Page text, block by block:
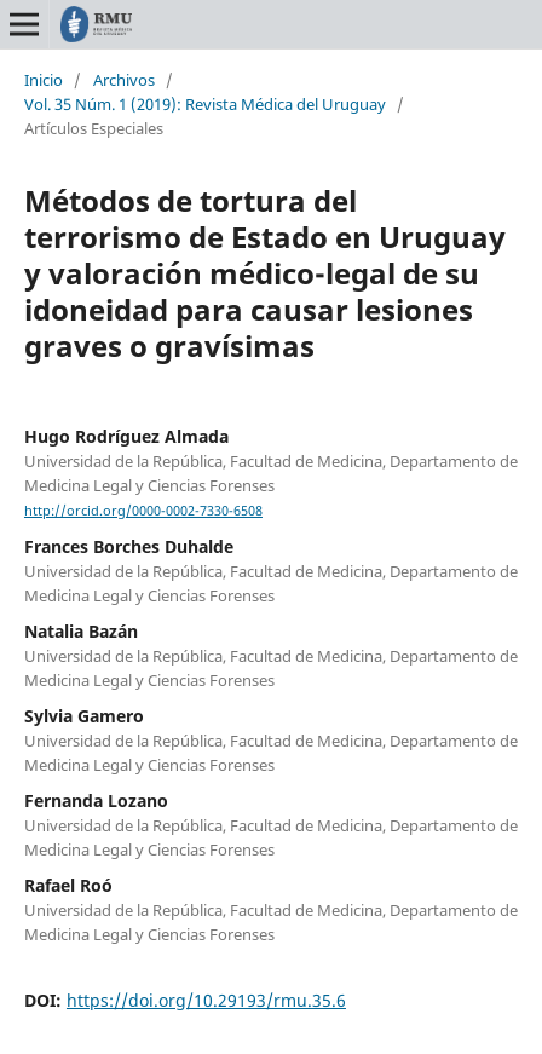
Inicio / Archivos /
Vol. 35 Núm. 1 (2019): Revista Médica del Uruguay /
Artículos Especiales
Métodos de tortura del
terrorismo de Estado en Uruguay
y valoración médico-legal de su
idoneidad para causar lesiones
graves o gravísimas
Hugo Rodríguez Almada
Universidad de la República, Facultad de Medicina, Departamento de
Medicina Legal y Ciencias Forenses
http://orcid.org/0000-0002-7330-6508
Frances Borches Duhalde
Universidad de la República, Facultad de Medicina, Departamento de
Medicina Legal y Ciencias Forenses
Natalia Bazán
Universidad de la República, Facultad de Medicina, Departamento de
Medicina Legal y Ciencias Forenses
Sylvia Gamero
Universidad de la República, Facultad de Medicina, Departamento de
Medicina Legal y Ciencias Forenses
Fernanda Lozano
Universidad de la República, Facultad de Medicina, Departamento de
Medicina Legal y Ciencias Forenses
Rafael Roó
Universidad de la República, Facultad de Medicina, Departamento de
Medicina Legal y Ciencias Forenses
DOI: https://doi.org/10.29193/rmu.35.6